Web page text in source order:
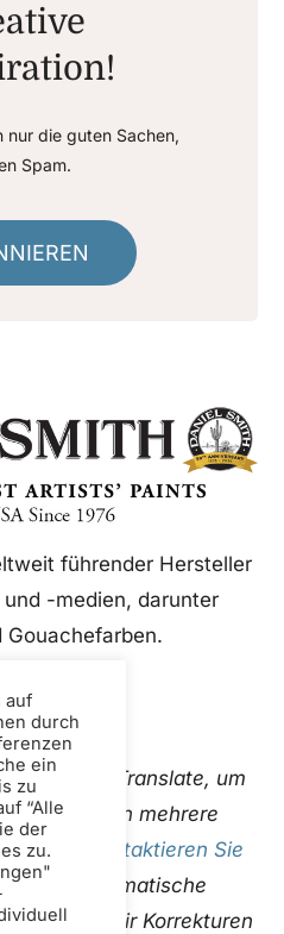
nur die guten Sachen,
Spam.
führender Hersteller
-medien, darunter
Gouachefarben.
Google Translate, um
in mehrere
Bitte
Kontaktieren Sie
automatische
damit wir Korrekturen
auf
durch
ein
zu
“Alle
der
zu.